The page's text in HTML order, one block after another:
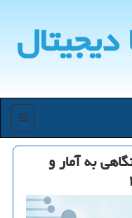
دیجیتال
منو
به آمار و